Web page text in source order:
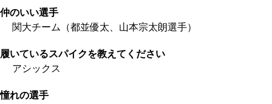
仲のいい選手
関大チーム（都並優太、山本宗太朗選手）
履いているスパイクを教えてください
アシックス
憧れの選手